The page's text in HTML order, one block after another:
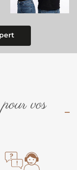
vos